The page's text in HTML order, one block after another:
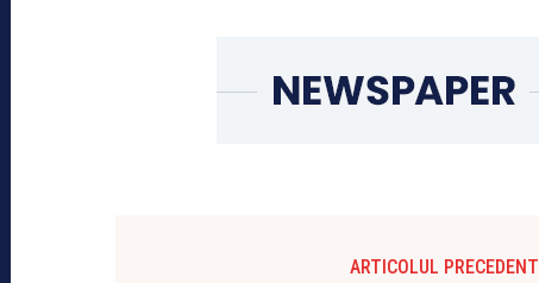
ARTICOLUL PRECEDENT